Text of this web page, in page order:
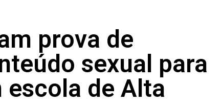
prova de
sexual para
escola de Alta